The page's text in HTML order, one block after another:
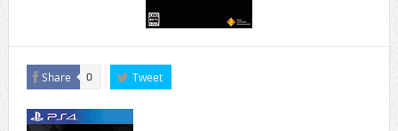
CINEMA×STYLE 294号
Share 0 Tweet